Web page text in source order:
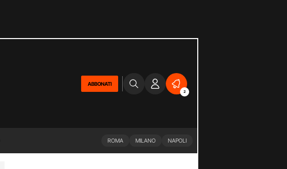
ABBONATI
2
ROMA MILANO NAPOLI